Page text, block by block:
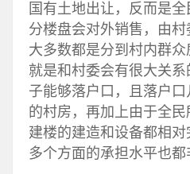
国有土地出让，反而是
分楼盘会对外销售，由
大多数都是分到村内群众
就是和村委会有很大关
子能够落户口，且落户
的村房，再加上由于全
建楼的建造和设备都相
多个方面的承担水平也都